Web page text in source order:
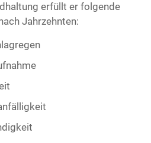
erfüllt er folgende
Jahrzehnten: